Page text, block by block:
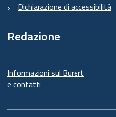
Dichiarazione di accessibilità
Redazione
Informazioni sul Burert
e contatti